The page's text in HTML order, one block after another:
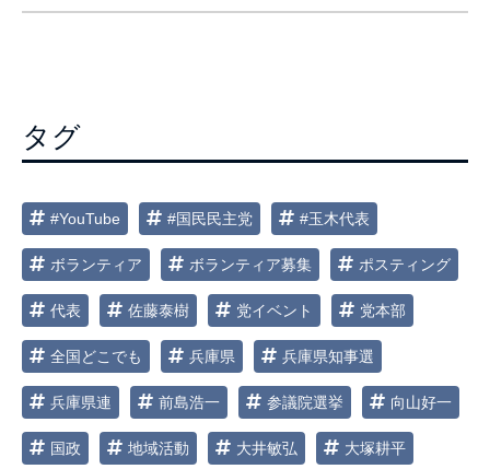
ビ
シ
ョ
タグ
#YouTube #国民民主党 #玉木代表
ボランティア ボランティア募集 ポスティング
代表 佐藤泰樹 党イベント 党本部
全国どこでも 兵庫県 兵庫県知事選
兵庫県連 前島浩一 参議院選挙 向山好一
国政 地域活動 大井敏弘 大塚耕平